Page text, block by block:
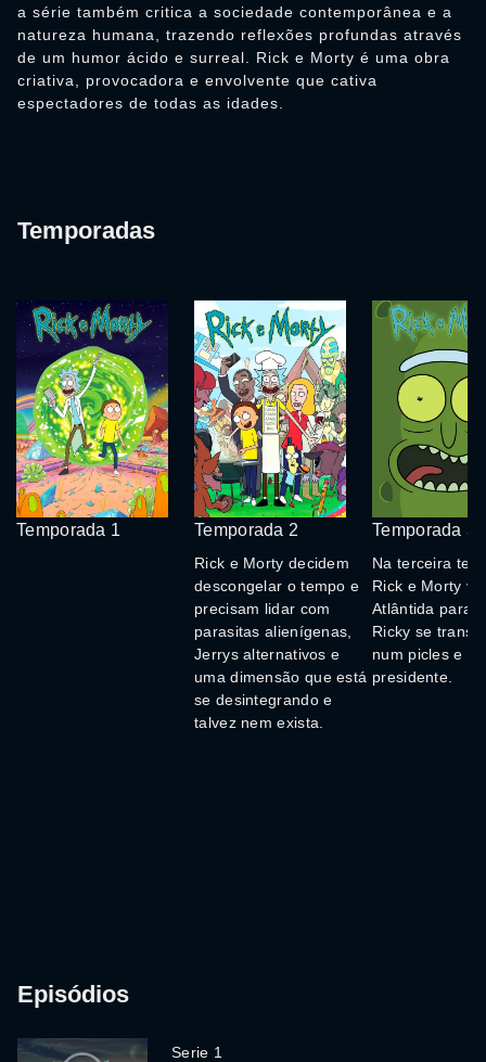
a série também critica a sociedade contemporânea e a
natureza humana, trazendo reflexões profundas através
de um humor ácido e surreal. Rick e Morty é uma obra
criativa, provocadora e envolvente que cativa
espectadores de todas as idades.
Temporadas
Temporada 1 Temporada 2
Rick e Morty decidem
descongelar o tempo e
precisam lidar com
parasitas alienígenas,
Jerrys alternativos e
uma dimensão que está
se desintegrando e
talvez nem exista.
Temporada 3
Na terceira
Rick e Morty
Atlântida para
Ricky se
num picles e
presidente.
Episódios
Serie 1